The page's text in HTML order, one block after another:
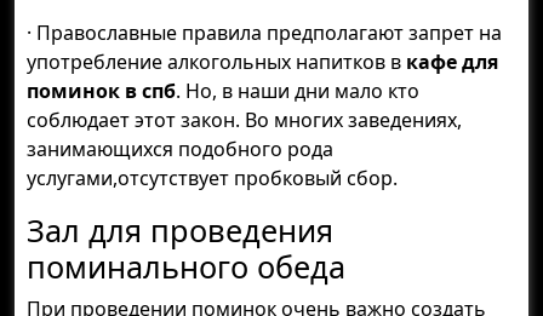
· Православные правила предполагают запрет на
употребление алкогольных напитков в кафе для
поминок в спб. Но, в наши дни мало кто
соблюдает этот закон. Во многих заведениях,
занимающихся подобного рода
услугами,отсутствует пробковый сбор.
Зал для проведения
поминального обеда
При проведении поминок очень важно создать